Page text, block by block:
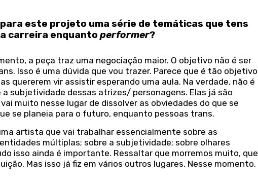
este projeto uma série de temáticas que tens
carreira enquantoperformer?
a peça traz uma negociação maior. O objetivo não é ser
Isso é uma dúvida que vou trazer. Parece que é tão objetivo
quererem vir assistir esperando uma aula. Na verdade, não é
subjetividade dessas atrizes/ personagens. Elas já são
muito nesse lugar de dissolver as obviedades do que se
se planeia para o futuro, enquanto pessoas trans.
artista que vai trabalhar essencialmente sobre as
múltiplas; sobre a subjetividade; sobre olhares
isso ainda é importante. Ressaltar que morremos muito, que
Mas isso já fiz em vários outros lugares. Nesse momento,